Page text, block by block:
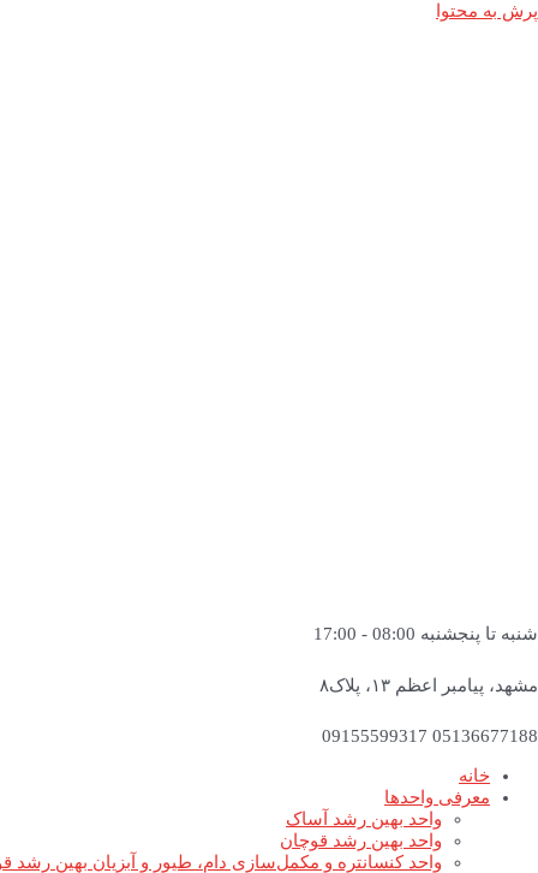
پرش به محتوا
شنبه تا پنجشنبه 08:00 - 17:00
مشهد، پیامبر اعظم ۱۳، پلاک۸
05136677188 09155599317
خانه
معرفی واحدها
واحد بهین رشد آساک
واحد بهین رشد قوچان
واحد کنسانتره و مکمل‌سازی دام، طیور و آبزیان بهین رشد